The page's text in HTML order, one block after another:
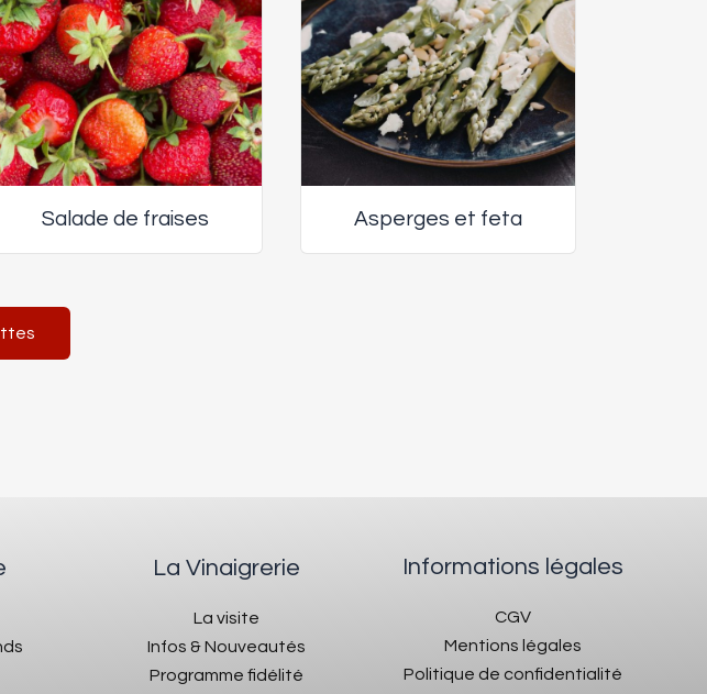
Salade de fraises Asperges et feta
La Vinaigrerie
La visite
Infos & Nouveautés
Programme fidélité
Informations légales
CGV
Mentions légales
Politique de confidentialité